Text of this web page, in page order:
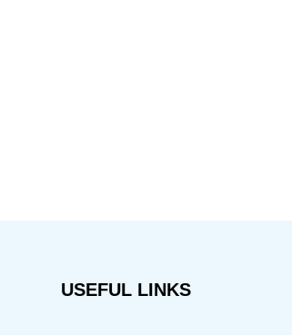
USEFUL LINKS